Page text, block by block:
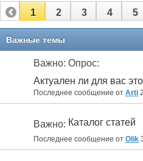
1 2 3 4 5
Важные темы
Важно: Опрос:
Актуален ли для вас
Последнее сообщение от Arti
Важно: Каталог статей
Последнее сообщение от Olik